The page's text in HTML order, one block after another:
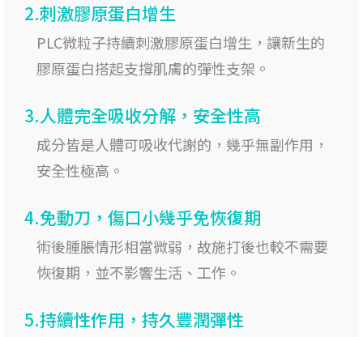
2.刺激膠原蛋白增生
PLC微粒子持續刺激膠原蛋白增生，讓新生的
膠原蛋白搭起支撐肌膚的彈性支架。
3.人體完全吸收分解，安全性高
成分皆是人體可吸收代謝的，幾乎無副作用，
安全性極高。
4.免動刀，傷口小幾乎免恢復期
術後腫脹情形相當微弱，故施打後也較不需要
恢復期，並不影響生活、工作。
5.持續性作用，持久豐潤彈性